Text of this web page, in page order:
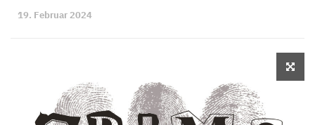
19. Februar 2024